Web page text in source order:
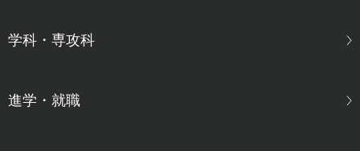
学科・専攻科
進学・就職